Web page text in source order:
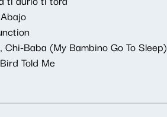
Baba (My Bambino Go To Sleep)
Told Me